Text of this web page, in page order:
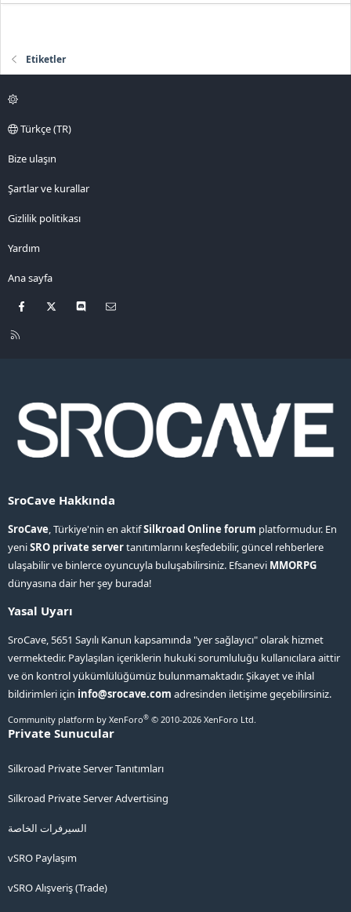
Etiketler
Türkçe (TR)
Bize ulaşın
Şartlar ve kurallar
Gizlilik politikası
Yardım
Ana sayfa
Facebook Discord
R
SroCave Hakkında
SroCave, Türkiye'nin en aktifSilkroad Online forum platformudur. En
yeniSRO private servertanıtımlarını keşfedebilir, güncel rehberlere
ulaşabilir ve binlerce oyuncuyla buluşabilirsiniz. Efsanevi MMORPG
dünyasına dair her şey burada!
Yasal Uyarı
SroCave, 5651 Sayılı Kanun kapsamında "yer sağlayıcı" olarak hizmet
vermektedir. Paylaşılan içeriklerin hukuki sorumluluğu kullanıcılara aittir
ve ön kontrol yükümlülüğümüz bulunmamaktadır. Şikayet ve ihlal
bildirimleri için info@srocave.com adresinden iletişime geçebilirsiniz.
Community platform by XenForo® © 2010-2026 XenForo Ltd.
Private Sunucular
Silkroad Private Server Tanıtımları
Silkroad Private Server Advertising
السيرفرات الخاصة
vSRO Paylaşım
vSRO Alışveriş (Trade)